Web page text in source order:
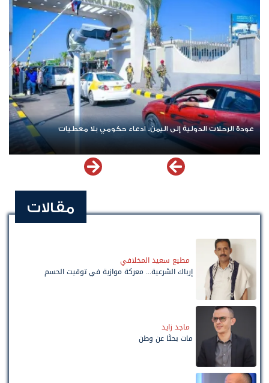
عودة الرحلات الدولية إلى اليمن.. ادعاء حكومي بلا معطيات
مقالات
مطيع سعيد المخلافي
إرباك الشرعية... معركة موازية في توقيت الحسم
ماجد زايد
مات بحثًا عن وطن